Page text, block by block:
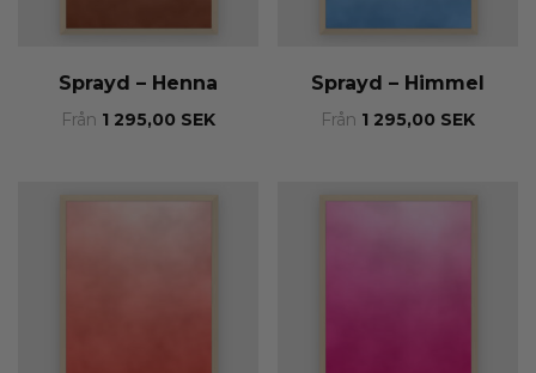
Sprayd – Henna
Från 1 295,00 SEK
Sprayd – Himmel
Från 1 295,00 SEK